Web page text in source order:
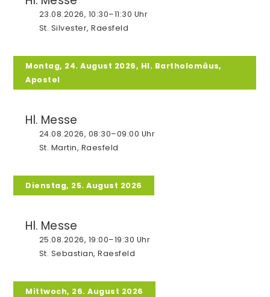
23.08.2026, 10:30–11:30 Uhr
St. Silvester, Raesfeld
Montag, 24. August 2026, Hl. Bartholomäus,
Apostel
Hl. Messe
24.08.2026, 08:30–09:00 Uhr
St. Martin, Raesfeld
Dienstag, 25. August 2026
Hl. Messe
25.08.2026, 19:00–19:30 Uhr
St. Sebastian, Raesfeld
Mittwoch, 26. August 2026